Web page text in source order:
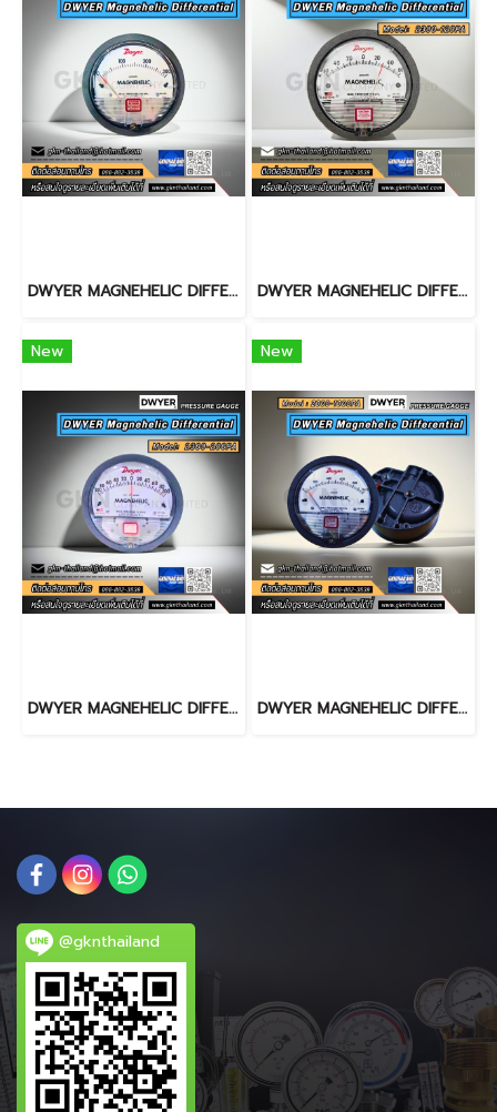
DWYER MAGNEHELIC DIFFERENTIAL PRESSURE GAUGE 2000-300PA DWYER MAGNEHELIC DIFFERENTIAL PRESSURE GAUGE 2300-120PA
New
DWYER MAGNEHELIC DIFFERENTIAL PRESSURE GAUGE 2300-200PA
New
DWYER MAGNEHELIC DIFFERENTIAL PRESSURE GAUGE 2000-1000PA
@gknthailand